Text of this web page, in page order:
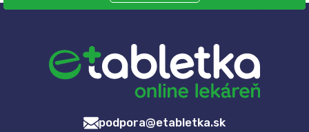
podpora@etabletka.sk